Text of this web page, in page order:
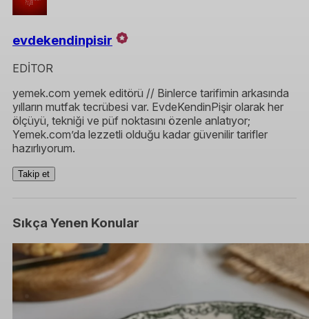
evdekendinpisir
EDİTOR
yemek.com yemek editörü // Binlerce tarifimin arkasında
yılların mutfak tecrübesi var. EvdeKendinPişir olarak her
ölçüyü, tekniği ve püf noktasını özenle anlatıyor;
Yemek.com’da lezzetli olduğu kadar güvenilir tarifler
hazırlıyorum.
Takip et
Sıkça Yenen Konular